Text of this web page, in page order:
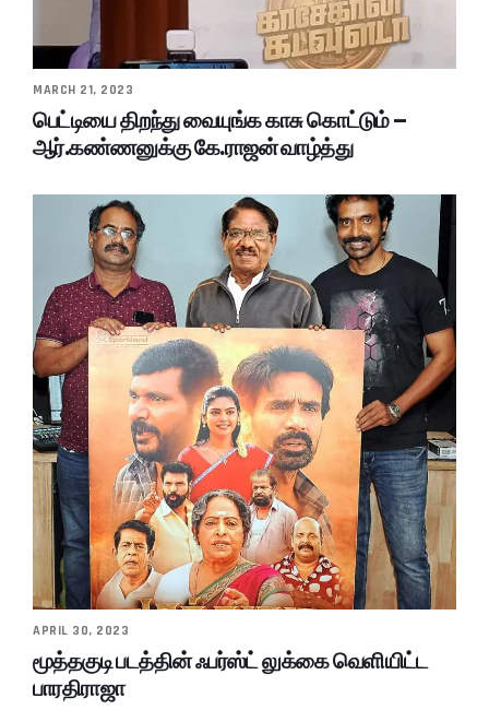
MARCH 21, 2023
பெட்டியை திறந்து வையுங்க காசு கொட்டும் –
ஆர்.கண்ணனுக்கு கே.ராஜன் வாழ்த்து
APRIL 30, 2023
மூத்தகுடி படத்தின் ஃபர்ஸ்ட் லுக்கை வெளியிட்ட
பாரதிராஜா